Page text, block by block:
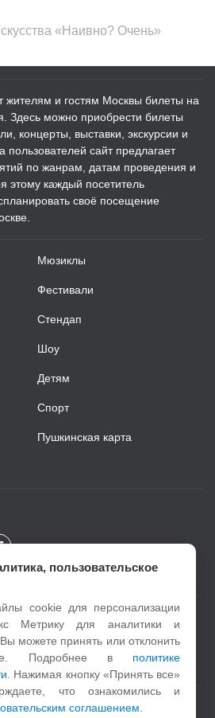
«Наивно? Очень»
жителям и гостям Москвы билеты на
Здесь можно приобрести билеты
концерты, выставки, экскурсии и
пользователей сайт предлагает
по жанрам, датам проведения и
этому каждый посетитель
своё посещение
Мюзиклы
Фестивали
Стендап
Шоу
Детям
Спорт
Пушкинская карта
соглашение
пользовательское
cookie для персонализации
Метрику для аналитики и
можете принять или отклонить
Подробнее в политике
. Нажимая кнопку «Принять все»
что ознакомились и
соглашением